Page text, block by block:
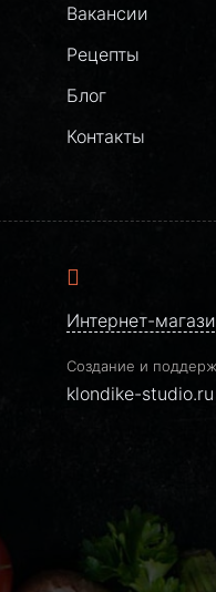
Вакансии
Рецепты
Блог
Контакты
Интернет-
Создание и
klondike-studio.ru